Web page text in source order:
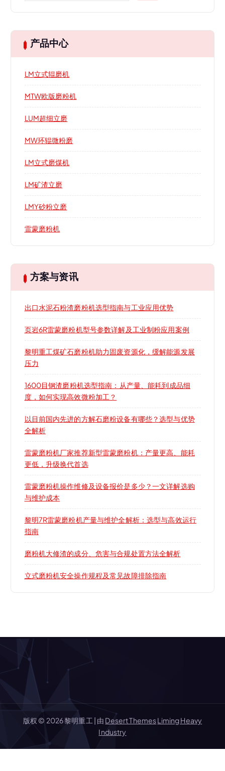
产品中心
LM立式辊磨机
MTW欧版磨粉机
LUM超细立磨
MW环辊微粉磨
LM立式磨煤机
LM矿渣立磨
LMY砂粉立磨
雷蒙磨粉机
方案与资讯
出口水泥石粉渣磨粉机选型指南与工业应用优势
页岩6R雷蒙磨粉机型号参数详解及工业制粉应用案例
黎明重工煤矿石磨粉机助力固废资源化，缓解能源发展
压力
1600目钢渣磨粉机选型指南：从产量、能耗到成品细
度，如何实现高效微粉加工？
以目前国内先进的方解石磨粉设备有哪些？选型与优势
全解析
雷蒙磨粉机厂家推荐新型雷蒙磨粉机：产量更高、能耗
更低，升级换代首选
雷蒙磨粉机操作维修及设备报价是多少？一文详解选购
与维护成本
黎明7R雷蒙磨粉机产量与维护全解析：选型与高效运行
指南
磨粉机大修渣的成分、危害与合规处置方法全解析
立式磨粉机安全操作规程及常见故障排除指南
版权 © 2026 黎明重工 | 由 Desert ThemesLiming Heavy
Industry